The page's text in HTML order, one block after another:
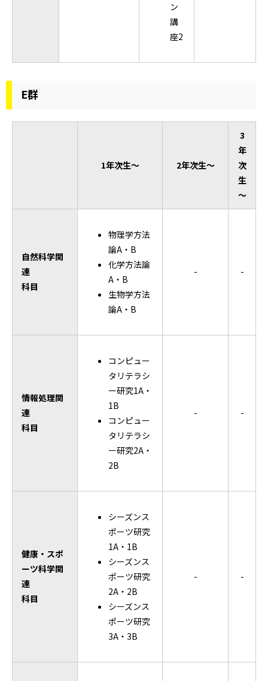
ン
講
座2
E群
1年次生～ 2年次生～
3
年
次
生
～
自然科学関
連
科目
物理学方法
論A・B
化学方法論
A・B
生物学方法
論A・B
- -
情報処理関
連
科目
コンピュー
タリテラシ
ー研究1A・
1B
コンピュー
タリテラシ
ー研究2A・
2B
- -
健康・スポ
ーツ科学関
連
科目
シーズンス
ポーツ研究
1A・1B
シーズンス
ポーツ研究
2A・2B
シーズンス
ポーツ研究
3A・3B
- -